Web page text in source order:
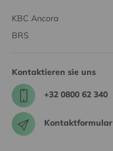
KBC Ancora
BRS
Kontaktieren sie uns
+32 0800 62 340
Kontaktformular